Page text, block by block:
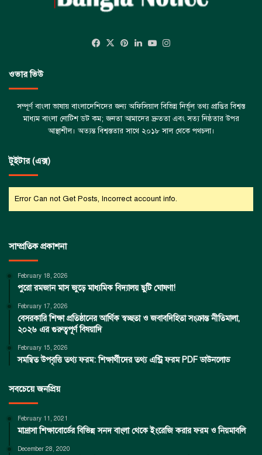
Facebook
X Pinterest
LinkedInYouTube
ওভার ভিউ
সম্পূর্ণ বাংলা ভাষায় বাংলাদেশিদের জন্য অফিসিয়াল বিভিন্ন নির্ভূল তথ্য প্রাপ্তির বিশ্বস্ত
মাধ্যম বাংলা নোটিশ ডট কম; জনতা আমাদের দ্রুততা এবং সত্য নিষ্ঠতার উপর
আস্থাশীল। অত্যন্ত বিশ্বস্ততার সাথে ২০১৮ সাল থেকে পথচলা।
টুইটার (এক্স)
Error Can not Get Posts, Incorrect account info.
সাম্প্রতিক প্রকাশনা
February 18, 2026
পুরো রমজান মাস জুড়ে মাধ্যমিক বিদ্যালয় ছুটি ঘোষণা!
February 17, 2026
বেসরকারি শিক্ষা প্রতিষ্ঠানের আর্থিক স্বচ্ছতা ও জবাবদিহিতা সংক্রান্ত নীতিমালা,
২০২৬ এর গুরুত্বপূর্ণ বিষয়াদি
February 15, 2026
সমন্বিত উপবৃত্তি তথ্য ফরম: শিক্ষার্থীদের তথ্য এন্ট্রি ফরম PDF ডাউনলোড
সবচেয়ে জনপ্রিয়
February 11, 2021
মাদ্রাসা শিক্ষাবোর্ডের বিভিন্ন সনদ বাংলা থেকে ইংরেজি করার ফরম ও নিয়মাবলি
December 28, 2020